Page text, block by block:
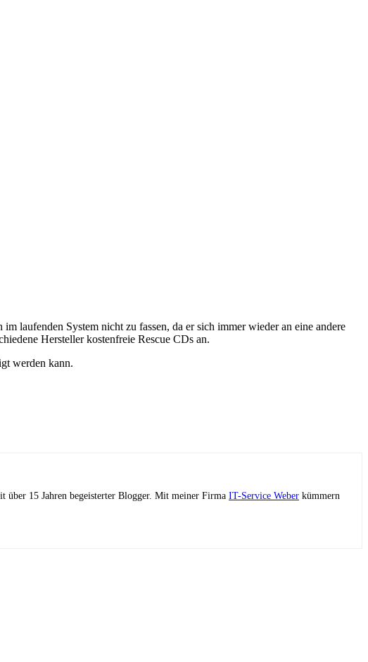
laufenden System nicht zu fassen, da er sich immer wieder an eine andere
Hersteller kostenfreie Rescue CDs an.
werden kann.
über 15 Jahren begeisterter Blogger. Mit meiner Firma IT-Service Weber kümmern